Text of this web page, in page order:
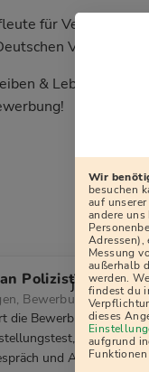
für
& Lebenslauf:
Polizist?
Bewerbung,
die Bewerbung bei der
Sporttest,
und Assessment
j
Wir
besuchen
auf
andere
Adressen),
Messung
außerhalb
werden.
findest du
dieses
aufgrund